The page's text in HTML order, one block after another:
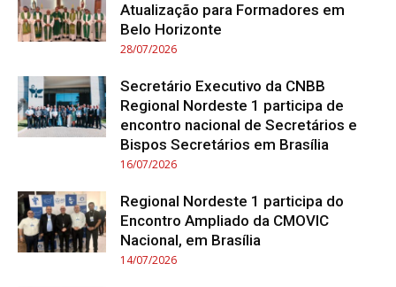
Atualização para Formadores em
Belo Horizonte
28/07/2026
Secretário Executivo da CNBB
Regional Nordeste 1 participa de
encontro nacional de Secretários e
Bispos Secretários em Brasília
16/07/2026
Regional Nordeste 1 participa do
Encontro Ampliado da CMOVIC
Nacional, em Brasília
14/07/2026